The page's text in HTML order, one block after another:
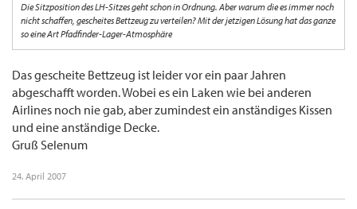
Die Sitzposition des LH-Sitzes geht schon in Ordnung. Aber warum die es immer noch
nicht schaffen, gescheites Bettzeug zu verteilen? Mit der jetzigen Lösung hat das ganze
so eine Art Pfadfinder-Lager-Atmosphäre
Das gescheite Bettzeug ist leider vor ein paar Jahren
abgeschafft worden. Wobei es ein Laken wie bei anderen
Airlines noch nie gab, aber zumindest ein anständiges Kissen
und eine anständige Decke.
Gruß Selenum
24. April 2007